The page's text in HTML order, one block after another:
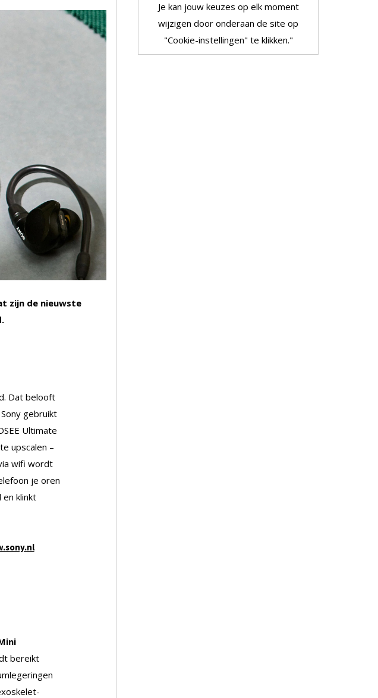
zijn de nieuwste
Dat belooft
gebruikt
Ultimate
upscalen –
wifi wordt
je oren
klinkt
bereikt
Je kan jouw keuzes op elk moment
wijzigen door onderaan de site op
"Cookie-instellingen" te klikken."